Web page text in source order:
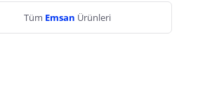
Tüm Emsan Ürünleri